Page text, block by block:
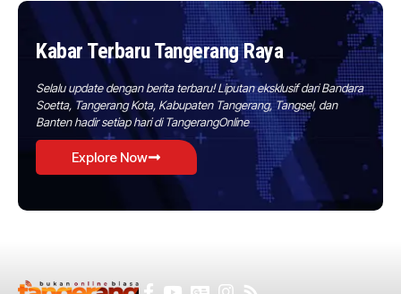
Kabar Terbaru Tangerang Raya
Selalu update dengan berita terbaru! Liputan eksklusif dari Bandara
Soetta, Tangerang Kota, Kabupaten Tangerang, Tangsel, dan
Banten hadir setiap hari di TangerangOnline
Explore Now